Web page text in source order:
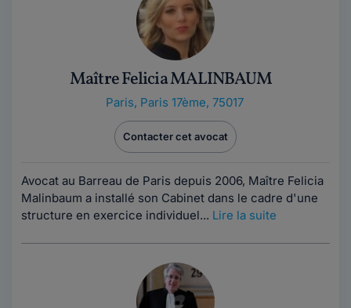
Maître Felicia MALINBAUM
Paris, Paris 17ème, 75017
Contacter cet avocat
Avocat au Barreau de Paris depuis 2006, Maître Felicia
Malinbaum a installé son Cabinet dans le cadre d'une
structure en exercice individuel... Lire la suite